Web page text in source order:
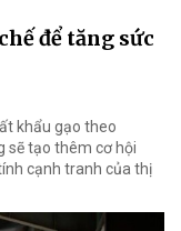
để tăng sức
khẩu gạo theo
sẽ tạo thêm cơ hội
cạnh tranh của thị